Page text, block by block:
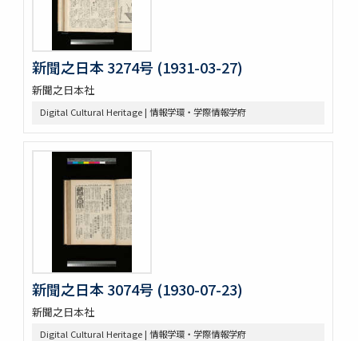
新聞之日本 3274号 (1931-03-27)
新聞之日本社
Digital Cultural Heritage | 情報学環・学際情報学府
新聞之日本 3074号 (1930-07-23)
新聞之日本社
Digital Cultural Heritage | 情報学環・学際情報学府